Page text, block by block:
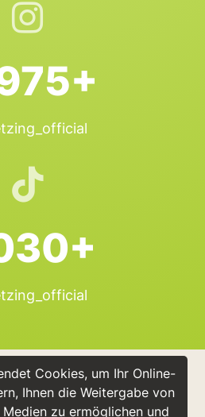
Cookies, um Ihr Online-
Ihnen die Weitergabe von
zu ermöglichen und